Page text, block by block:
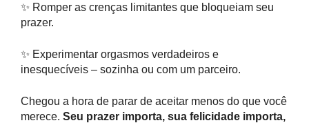
✨ Romper as crenças limitantes que bloqueiam seu
prazer.
✨ Experimentar orgasmos verdadeiros e
inesquecíveis – sozinha ou com um parceiro.
Chegou a hora de parar de aceitar menos do que você
merece. Seu prazer importa, sua felicidade importa,